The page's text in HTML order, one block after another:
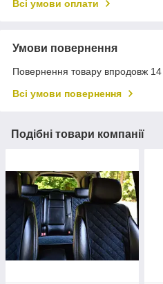
Всі умови оплати
Умови повернення
Повернення товару впродовж 14
Всі умови повернення
Подібні товари компанії